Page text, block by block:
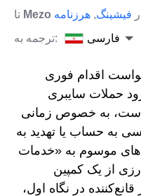
Mezo فیشینگ, هرزنامه
ترجمه به:
فارسی
اقدام فوری
حملات سایبری
به خصوص زمانی
به حساب یا تهدید به
موسوم به «خدمات
از یک کمپین
در نگاه اول،